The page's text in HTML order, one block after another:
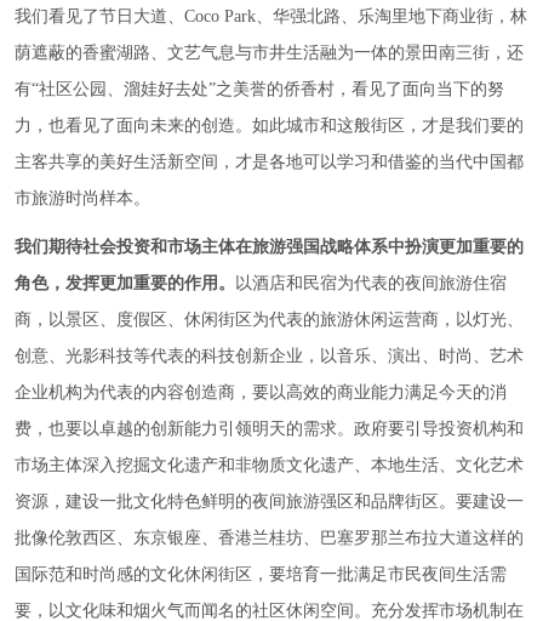
我们看见了节日大道、Coco Park、华强北路、乐淘里地下商业街，林
荫遮蔽的香蜜湖路、文艺气息与市井生活融为一体的景田南三街，还
有“社区公园、溜娃好去处”之美誉的侨香村，看见了面向当下的努
力，也看见了面向未来的创造。如此城市和这般街区，才是我们要的
主客共享的美好生活新空间，才是各地可以学习和借鉴的当代中国都
市旅游时尚样本。
我们期待社会投资和市场主体在旅游强国战略体系中扮演更加重要的
角色，发挥更加重要的作用。
以酒店和民宿为代表的夜间旅游住宿
商，以景区、度假区、休闲街区为代表的旅游休闲运营商，以灯光、
创意、光影科技等代表的科技创新企业，以音乐、演出、时尚、艺术
企业机构为代表的内容创造商，要以高效的商业能力满足今天的消
费，也要以卓越的创新能力引领明天的需求。政府要引导投资机构和
市场主体深入挖掘文化遗产和非物质文化遗产、本地生活、文化艺术
资源，建设一批文化特色鲜明的夜间旅游强区和品牌街区。要建设一
批像伦敦西区、东京银座、香港兰桂坊、巴塞罗那兰布拉大道这样的
国际范和时尚感的文化休闲街区，要培育一批满足市民夜间生活需
要，以文化味和烟火气而闻名的社区休闲空间。充分发挥市场机制在